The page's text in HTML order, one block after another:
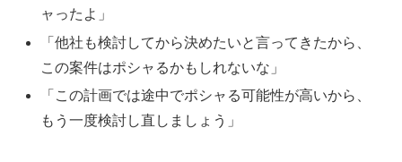
ャったよ」
「他社も検討してから決めたいと言ってきたから、
この案件はポシャるかもしれないな」
「この計画では途中でポシャる可能性が高いから、
もう一度検討し直しましょう」